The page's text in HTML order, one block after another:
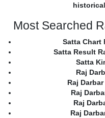
Most Searched
Satta Chart
Satta Result
Satta
Raj
Raj
Raj
Raj
Raj